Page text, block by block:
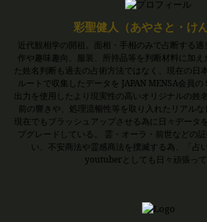
彩聖健人（あやさと・けん
近代観相学の開祖。面相・手相のみで占断する
作や趣味趣向、服装、所持品等を判断材料に加え
た姓名判断も過去の占術方法ではなく、現在の日
ルートで収集したデータを JAPAN MENSA会員
出力を使用したより現実性の高いオリジナルの姓
前の響きや、処理流暢性等を取り入れたリアルな
現在でもブラッシュアップさせる為に日々データ
プグレードしている。 霊・オーラ・前世などの
い、不安商法や霊感商法を撲滅する為、「占
youtuberとしても日々頑張って